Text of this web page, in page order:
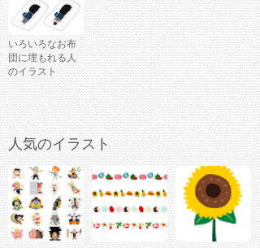
いろいろなお布
団に埋もれる人
のイラスト
人気のイラスト